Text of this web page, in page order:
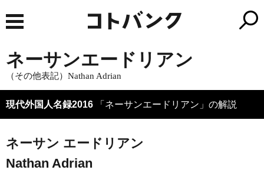
ネーサンエードリアン
（その他表記）Nathan Adrian
現代外国人名録2016 「ネーサンエードリアン」の解説
ネーサン エードリアン
Nathan Adrian